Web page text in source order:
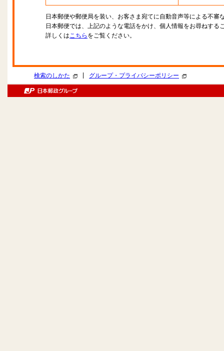
日本郵便や郵便局を装い、お客さま宛てに自動音声等による不審
日本郵便では、上記のような電話をかけ、個人情報をお尋ねする
詳しくはこちら をご覧ください。
検索のしかた グループ・プライバシーポリシー